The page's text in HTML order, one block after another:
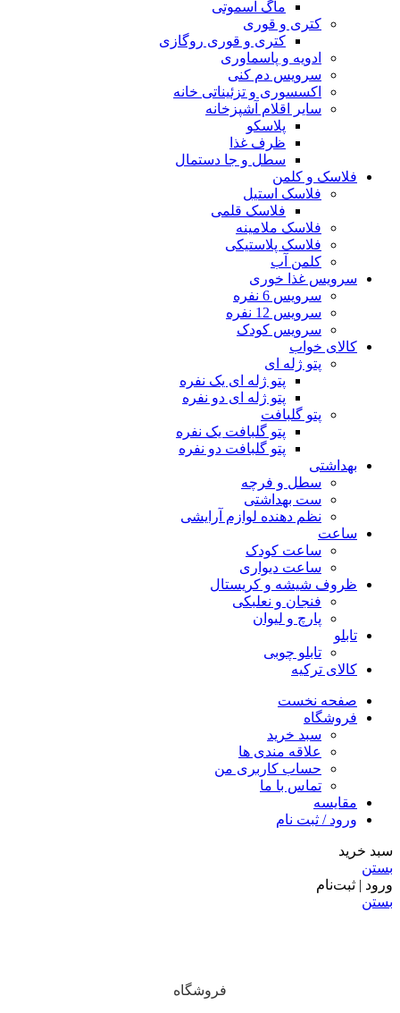
ماگ اسموتی
کتری و قوری
کتری و قوری روگازی
ادویه و پاسماوری
سرویس دم کنی
اکسسوری و تزئیناتی خانه
سایر اقلام آشپزخانه
پلاسکو
ظرف غذا
سطل و جا دستمال
فلاسک و کلمن
فلاسک استیل
فلاسک قلمی
فلاسک ملامینه
فلاسک پلاستیکی
کلمن آب
سرویس غذا خوری
سرویس 6 نفره
سرویس 12 نفره
سرویس کودک
کالای خواب
پتو ژله ای
پتو ژله ای یک نفره
پتو ژله ای دو نفره
پتو گلبافت
پتو گلبافت یک نفره
پتو گلبافت دو نفره
بهداشتی
سطل و فرچه
ست بهداشتی
نظم دهنده لوازم آرایشی
ساعت
ساعت کودک
ساعت دیواری
ظروف شیشه و کریستال
فنجان و نعلبکی
پارچ و لیوان
تابلو
تابلو چوبی
کالای ترکیه
صفحه نخست
فروشگاه
سبد خرید
علاقه مندی ها
حساب کاربری من
تماس با ما
مقایسه
ورود / ثبت نام
سبد خرید
بستن
ورود | ثبت‌نام
بستن
فروشگاه